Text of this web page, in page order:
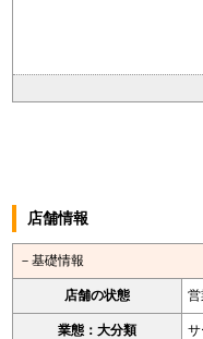
店舗情報
－基礎情報
店舗の状態 営
業態：大分類